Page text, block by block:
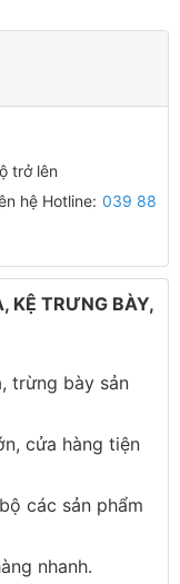
trở lên
hệ Hotline: 039 88
KỆ TRƯNG BÀY,
trừng bày sản
cửa hàng tiện
các sản phẩm
nhanh.